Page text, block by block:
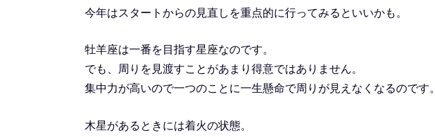
今年はスタートからの見直しを重点的に行ってみるといいかも。
牡羊座は一番を目指す星座なのです。
でも、周りを見渡すことがあまり得意ではありません。
集中力が高いので一つのことに一生懸命で周りが見えなくなるのです。
木星があるときには着火の状態。